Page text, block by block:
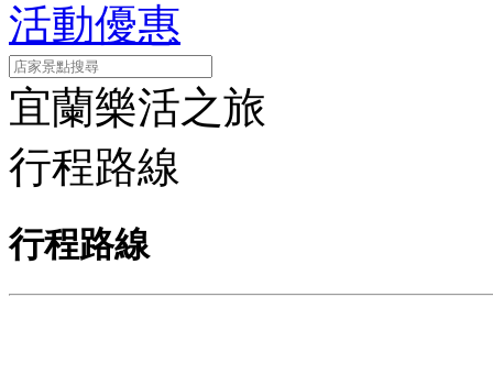
活動優惠
宜蘭樂活之旅
行程路線
行程路線